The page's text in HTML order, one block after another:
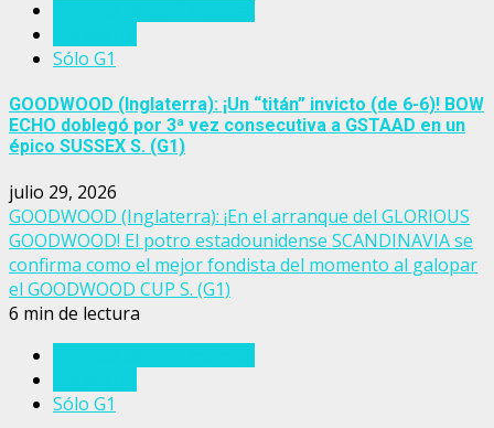
Sólo G1
GOODWOOD (Inglaterra): ¡Un “titán” invicto (de 6-6)! BOW
ECHO doblegó por 3ª vez consecutiva a GSTAAD en un
épico SUSSEX S. (G1)
julio 29, 2026
GOODWOOD (Inglaterra): ¡En el arranque del GLORIOUS
GOODWOOD! El potro estadounidense SCANDINAVIA se
confirma como el mejor fondista del momento al galopar
el GOODWOOD CUP S. (G1)
6 min de lectura
Sólo G1